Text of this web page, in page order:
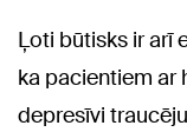
Ļoti būtisks ir arī
ka pacientiem ar
depresīvi